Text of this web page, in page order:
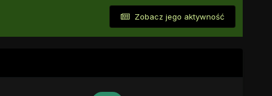
Zobacz jego aktywność